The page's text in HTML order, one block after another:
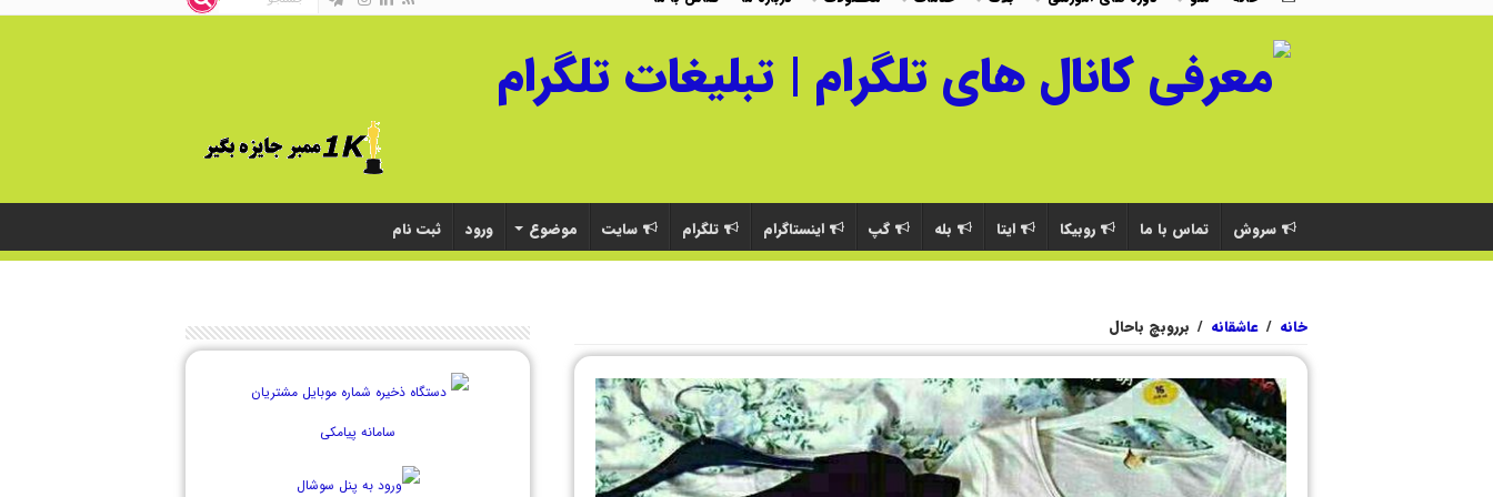
سروش تماس با ما روبیکا ایتا بله گپ اینستاگرام تلگرام سایت موضوع ورود ثبت نام
خانه / عاشقانه / برروبچ باحال